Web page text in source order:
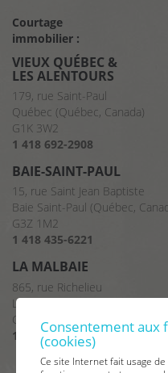
Courtage
immobilier :
VIEUX QUÉBEC &
LES ALENTOURS
179, rue Saint-Paul
Québec (Québec, Canada)
G1K 3W2
1 418 692-2908
BAIE-SAINT-PAUL
15, rue Saint Jean Baptiste
Baie Saint-Paul (Québec,
G3Z 1M2
1 418 435-6221
LA MALBAIE
865, rue Richelieu
La Malbaie (Québec, Canada)
G5A 2X8
1 418 665-2375
Consentement aux
(cookies)
Ce site Internet fait usage